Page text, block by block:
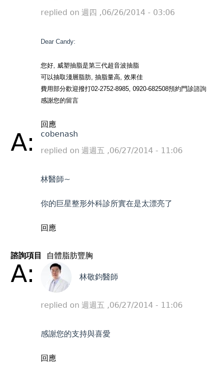
replied on 週四 ,06/26/2014 - 03:06
Dear Candy:
您好, 威塑抽脂是第三代超音波抽脂
可以抽取淺層脂肪, 抽脂量高, 效果佳
費用部分歡迎撥打02-2752-8985, 0920-682508預約門診諮詢
感謝您的留言
回應
A:
cobenash
replied on 週週五 ,06/27/2014 - 11:06
林醫師~
你的巨星整形外科診所實在是太漂亮了
回應
諮詢項目 自體脂肪豐胸
A: 林敬鈞醫師
replied on 週週五 ,06/27/2014 - 11:06
感謝您的支持與喜愛
回應